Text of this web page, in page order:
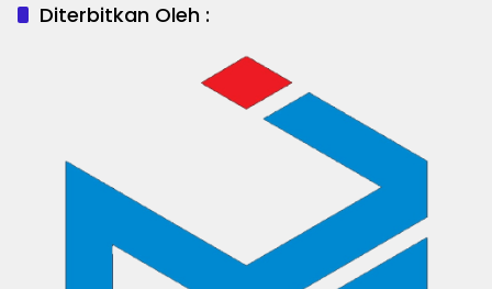
Diterbitkan Oleh :